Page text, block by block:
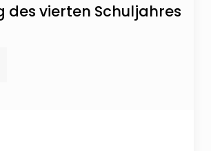
des vierten Schuljahres